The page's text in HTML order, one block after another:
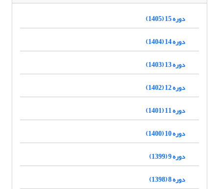
دوره 15 (1405)
دوره 14 (1404)
دوره 13 (1403)
دوره 12 (1402)
دوره 11 (1401)
دوره 10 (1400)
دوره 9 (1399)
دوره 8 (1398)